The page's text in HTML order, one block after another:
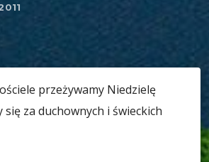
przeżywamy Niedzielę
za duchownych i świeckich